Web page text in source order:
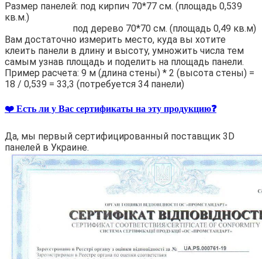
Размер панелей: под кирпич 70*77 см. (площадь 0,539
кв.м.)
под дерево 70*70 см. (площадь 0,49 кв.м)
Вам достаточно измерить место, куда вы хотите
клеить панели в длину и высоту, умножить числа тем
самым узнав площадь и поделить на площадь панели.
Пример расчета: 9 м (длина стены) * 2 (высота стены) =
18 / 0,539 = 33,3 (потребуется 34 панели)
❤️ Есть ли у Вас сертификаты на эту продукцию❓
Да, мы первый сертифицированный поставщик 3D
панелей в Украине.